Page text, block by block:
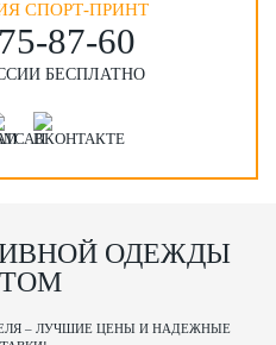
СПОРТ-ПРИНТ
60
БЕСПЛАТНО
ОДЕЖДЫ
– ЛУЧШИЕ ЦЕНЫ И НАДЕЖНЫЕ